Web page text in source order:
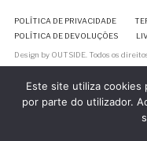
POLÍTICA DE PRIVACIDADE
POLÍTICA DE DEVOLUÇÕES
Design by OUTSIDE. Todos os
Este site utiliza cookies
por parte do utilizador.